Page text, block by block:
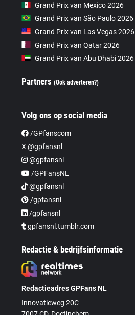
Grand Prix van Mexico 2026
Grand Prix van São Paulo 2026
Grand Prix van Las Vegas 2026
Grand Prix van Qatar 2026
Grand Prix van Abu Dhabi 2026
Partners(Ook adverteren?)
Volg ons op social media
/GPfanscom
X @gpfansnl
@gpfansnl
/GPFansNL
@gpfansnl
/gpfansnl
/gpfansnl
gpfansnl.tumblr.com
Redactie & bedrijfsinformatie
Redactieadres GPFans NL
Innovatieweg 20C